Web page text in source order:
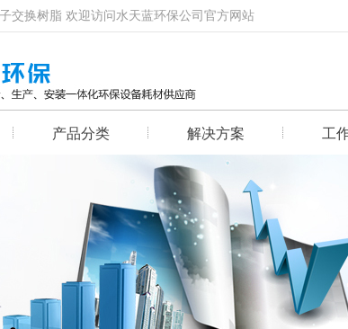
交换树脂 欢迎访问水天蓝环保公司官方网站
产品分类 解决方案 工